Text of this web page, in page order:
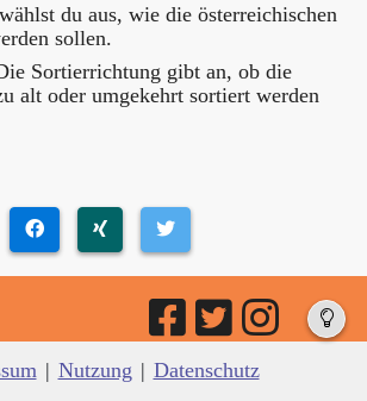
du aus, wie die österreichischen
sollen.
Sortierrichtung gibt an, ob die
alt oder umgekehrt sortiert werden
| Nutzung | Datenschutz